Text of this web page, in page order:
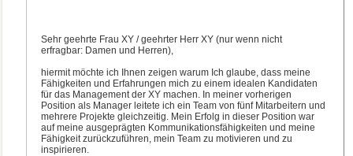
Sehr geehrte Frau XY / geehrter Herr XY (nur wenn nicht
erfragbar: Damen und Herren),
hiermit möchte ich Ihnen zeigen warum Ich glaube, dass meine
Fähigkeiten und Erfahrungen mich zu einem idealen Kandidaten
für das Management der XY machen. In meiner vorherigen
Position als Manager leitete ich ein Team von fünf Mitarbeitern und
mehrere Projekte gleichzeitig. Mein Erfolg in dieser Position war
auf meine ausgeprägten Kommunikationsfähigkeiten und meine
Fähigkeit zurückzuführen, mein Team zu motivieren und zu
inspirieren.